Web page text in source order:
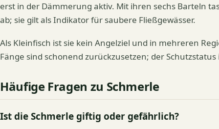
erst in der Dämmerung aktiv. Mit ihren sechs Barteln
ab; sie gilt als Indikator für saubere Fließgewässer.
Als Kleinfisch ist sie kein Angelziel und in mehreren
Fänge sind schonend zurückzusetzen; der
Häufige Fragen zu Schmerle
Ist die Schmerle giftig oder gefährlich?